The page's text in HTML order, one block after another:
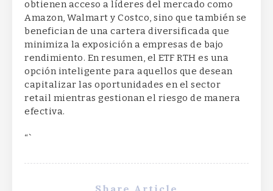
obtienen acceso a líderes del mercado como
Amazon, Walmart y Costco, sino que también se
benefician de una cartera diversificada que
minimiza la exposición a empresas de bajo
rendimiento. En resumen, el ETF RTH es una
opción inteligente para aquellos que desean
capitalizar las oportunidades en el sector
retail mientras gestionan el riesgo de manera
efectiva.
“`